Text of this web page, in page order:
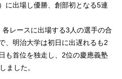
に出場し優勝、創部初となる5連
レースに出場する3人の選手の合
、明治大学は初日に出遅れるも2
も首位を独走し、2位の慶應義塾
ました。